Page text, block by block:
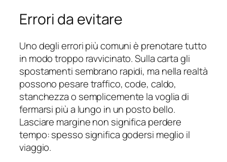
Errori da evitare
Uno degli errori più comuni è prenotare tutto
in modo troppo ravvicinato. Sulla carta gli
spostamenti sembrano rapidi, ma nella realtà
possono pesare traffico, code, caldo,
stanchezza o semplicemente la voglia di
fermarsi più a lungo in un posto bello.
Lasciare margine non significa perdere
tempo: spesso significa godersi meglio il
viaggio.